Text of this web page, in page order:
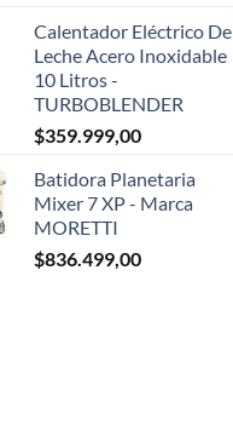
Calentador Eléctrico De
Leche Acero Inoxidable
10 Litros -
TURBOBLENDER
$359.999,00
Batidora Planetaria
Mixer 7 XP - Marca
MORETTI
$836.499,00